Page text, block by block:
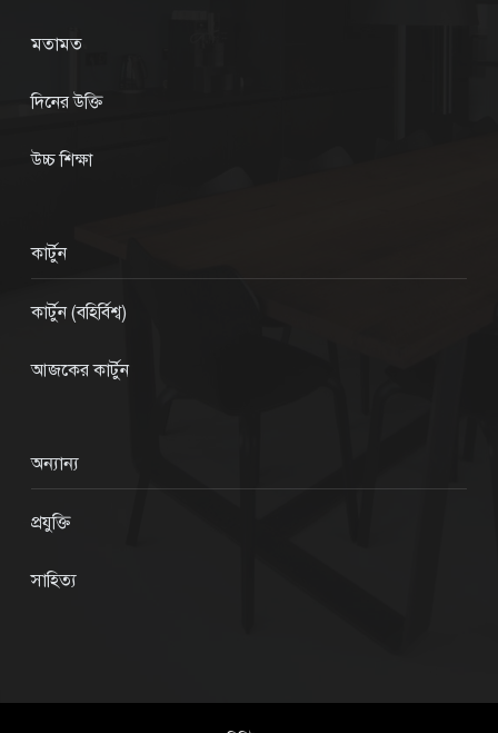
মতামত
দিনের উক্তি
উচ্চ শিক্ষা
কার্টুন
কার্টুন (বহির্বিশ্ব)
আজকের কার্টুন
অন্যান্য
প্রযুক্তি
সাহিত্য